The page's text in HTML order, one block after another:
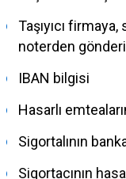
Taşıyıcı
noterden
IBAN bilgisi
Hasarlı
Sigortalının
Sigortacının